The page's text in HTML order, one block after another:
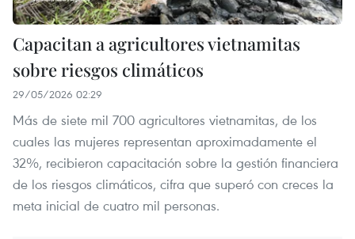
Capacitan a agricultores vietnamitas
sobre riesgos climáticos
29/05/2026 02:29
Más de siete mil 700 agricultores vietnamitas, de los
cuales las mujeres representan aproximadamente el
32%, recibieron capacitación sobre la gestión financiera
de los riesgos climáticos, cifra que superó con creces la
meta inicial de cuatro mil personas.